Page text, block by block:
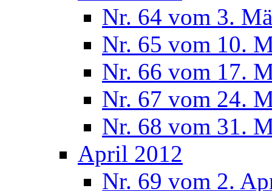
Nr. 64 vom 3.
Nr. 65 vom 10.
Nr. 66 vom 17.
Nr. 67 vom 24.
Nr. 68 vom 31.
April 2012
Nr. 69 vom 2.